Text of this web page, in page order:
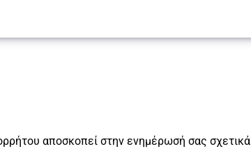
αποσκοπεί στην ενημέρωσή σας σχετικά